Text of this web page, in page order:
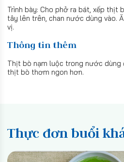
Trình bày: Cho phở ra bát, xếp thịt
tây lên trên, chan nước dùng vào.
vị.
Thông tin thêm
Thịt bò nạm luộc trong nước dùng
thịt bò thơm ngon hơn.
Thực đơn buổi